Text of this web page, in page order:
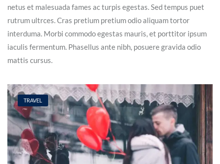
netus et malesuada fames ac turpis egestas. Sed tempus puet
rutrum ultrces. Cras pretium pretium odio aliquam tortor
interduma. Morbi commodo egestas mauris, et porttitor ipsum
iaculis fermentum. Phasellus ante nibh, posuere gravida odio
mattis cursus.
TRAVEL